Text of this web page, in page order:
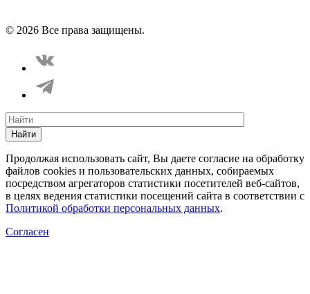
© 2026 Все права защищены.
Найти
Продолжая использовать сайт, Вы даете согласие на обработку
файлов cookies и пользовательских данных, собираемых
посредством агрегаторов статистики посетителей веб-сайтов,
в целях ведения статистики посещений сайта в соответствии с
Политикой обработки персональных данных.
Согласен